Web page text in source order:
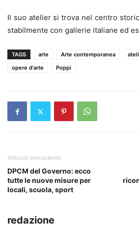
Il suo atelier si trova nel centro
stabilmente con gallerie italiane ed
TAGS arte Arte contemporanea
opere d'arte
Poppi
Articolo precedente
DPCM del Governo: ecco
tutte le nuove misure per
locali, scuola, sport
redazione